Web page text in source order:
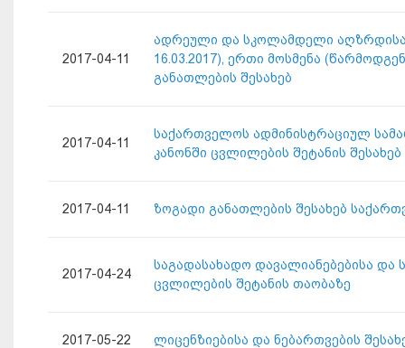
2017-04-11
ადრეული და სკოლამდელი აღზრდისა
16.03.2017), ერთი მოსმენა
განათლების შესახებ
2017-04-11
საქართველოს ადმინისტრაციულ
კანონში ცვლილების შეტანის შესახებ
2017-04-11 ზოგადი განათლების შესახებ
2017-04-24
საგადასახადო დავალიანებებისა და
ცვლილების შეტანის თაობაზე
2017-05-22 ლიცენზიებისა და ნებართვების